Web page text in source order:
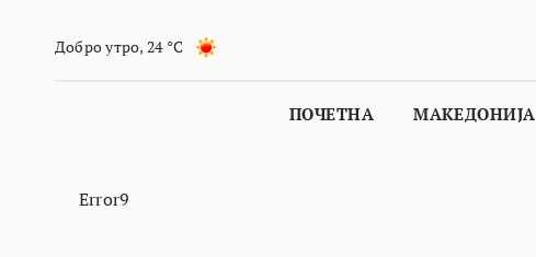
Добро утро, 24 °C
ПОЧЕТНА МАКЕДОНИЈА
Error9